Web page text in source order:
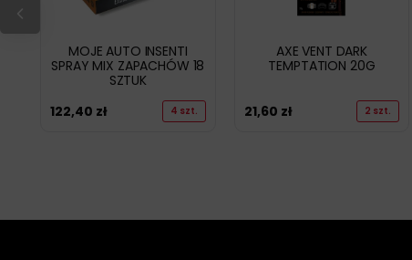
MOJE AUTO INSENTI
SPRAY MIX ZAPACHÓW 18
SZTUK
122,40 zł 4 szt.
AXE VENT DARK
TEMPTATION 20G
21,60 zł 2 szt.